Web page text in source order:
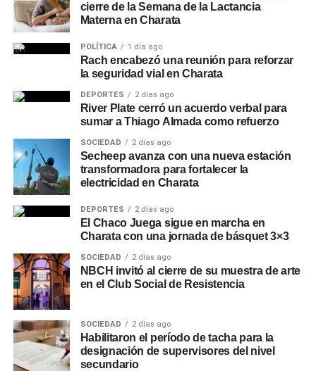
cierre de la Semana de la Lactancia
Materna en Charata
POLÍTICA 1 día ago
Rach encabezó una reunión para reforzar
la seguridad vial en Charata
DEPORTES 2 días ago
River Plate cerró un acuerdo verbal para
sumar a Thiago Almada como refuerzo
SOCIEDAD 2 días ago
Secheep avanza con una nueva estación
transformadora para fortalecer la
electricidad en Charata
DEPORTES 2 días ago
El Chaco Juega sigue en marcha en
Charata con una jornada de básquet 3×3
SOCIEDAD 2 días ago
NBCH invitó al cierre de su muestra de arte
en el Club Social de Resistencia
SOCIEDAD 2 días ago
Habilitaron el período de tacha para la
designación de supervisores del nivel
secundario